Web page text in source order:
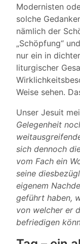
Modernisten
solche
nämlich der
„Schöpfung“
nur ein in
liturgischer
Weise sehen.
Unser Jesuit
Gelegenheit
sich dennoch
vom Fach ein
seine
eigenem
geführt haben,
von welcher er
befriedigen